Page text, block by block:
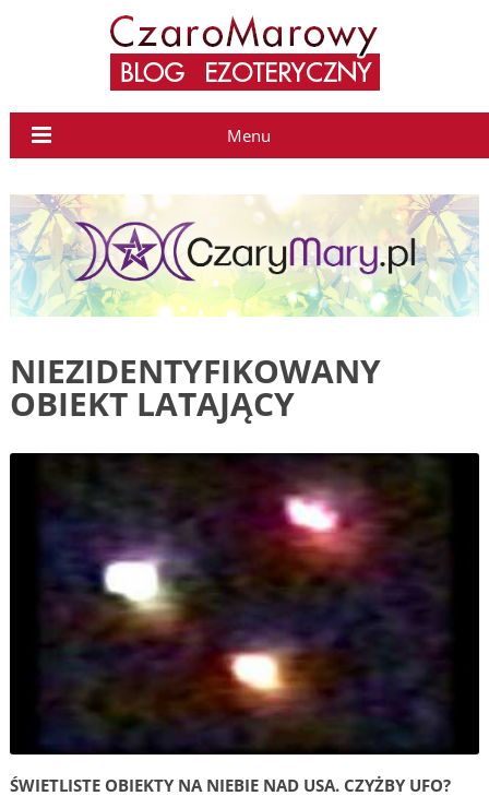
Menu
NIEZIDENTYFIKOWANY
OBIEKT LATAJĄCY
ŚWIETLISTE OBIEKTY NA NIEBIE NAD USA. CZYŻBY UFO?